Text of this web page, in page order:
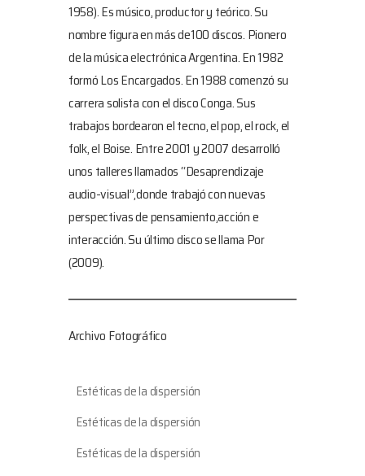
1958). Es músico, productor y teórico. Su
nombre figura en más de100 discos. Pionero
de la música electrónica Argentina. En 1982
formó Los Encargados. En 1988 comenzó su
carrera solista con el disco Conga. Sus
trabajos bordearon el tecno, el pop, el rock, el
folk, el Boise. Entre 2001 y 2007 desarrolló
unos talleres llamados “Desaprendizaje
audio-visual”,donde trabajó con nuevas
perspectivas de pensamiento,acción e
interacción. Su último disco se llama Por
(2009).
Archivo Fotográfico
Estéticas de la dispersión
Estéticas de la dispersión
Estéticas de la dispersión